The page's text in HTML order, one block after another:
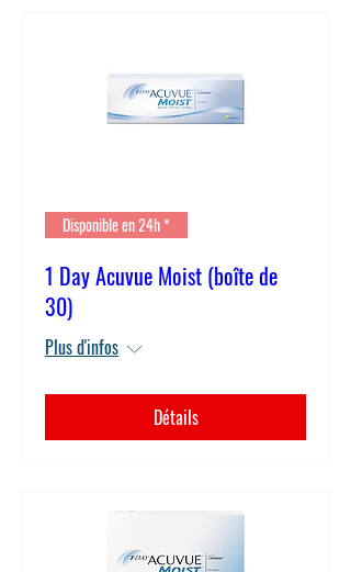
Disponible en 24h *
1 Day Acuvue Moist (boîte de
30)
Plus d'infos
Détails